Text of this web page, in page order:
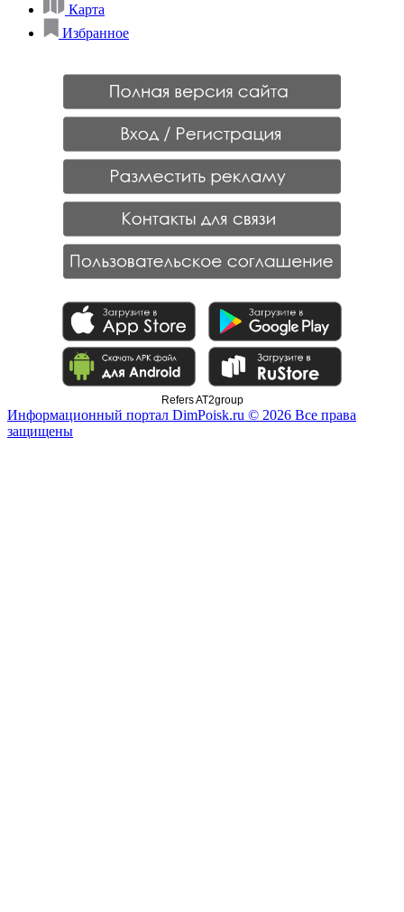
Карта
Избранное
Refers AT2group
Информационный портал DimPoisk.ru © 2026 Все права
защищены